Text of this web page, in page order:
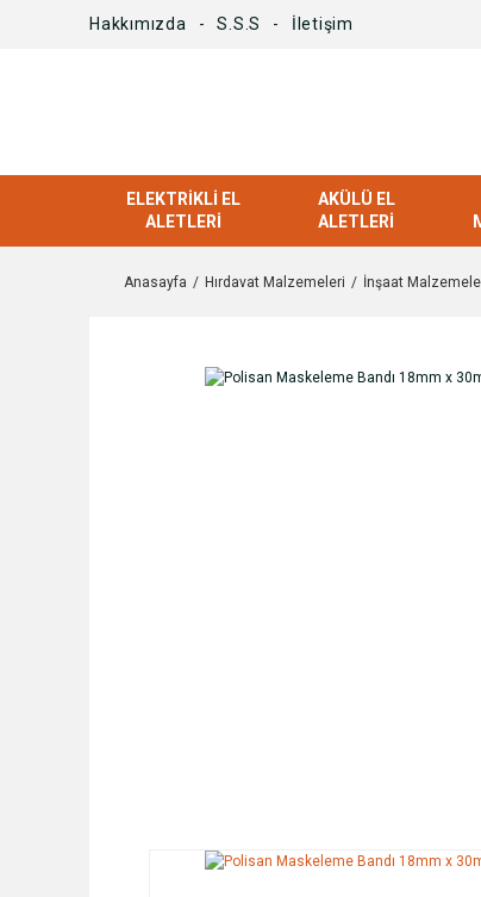
Hakkımızda S.S.S İletişim
ELEKTRIKLI EL
ALETLERI
AKÜLÜ EL
ALETLERI
Anasayfa Hırdavat Malzemeleri İnşaat